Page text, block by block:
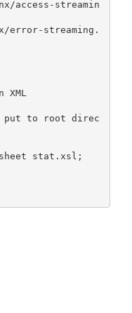
/access - streamin
/error- streaming .
put to root direc
stat
. xsl ;